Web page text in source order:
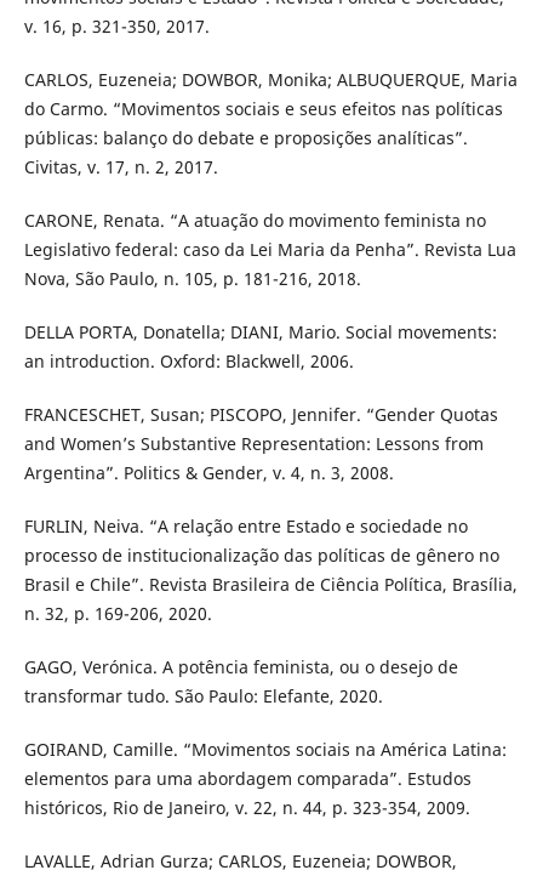
v. 16, p. 321-350, 2017.
CARLOS, Euzeneia; DOWBOR, Monika; ALBUQUERQUE, Maria
do Carmo. “Movimentos sociais e seus efeitos nas políticas
públicas: balanço do debate e proposições analíticas”.
Civitas, v. 17, n. 2, 2017.
CARONE, Renata. “A atuação do movimento feminista no
Legislativo federal: caso da Lei Maria da Penha”. Revista Lua
Nova, São Paulo, n. 105, p. 181-216, 2018.
DELLA PORTA, Donatella; DIANI, Mario. Social movements:
an introduction. Oxford: Blackwell, 2006.
FRANCESCHET, Susan; PISCOPO, Jennifer. “Gender Quotas
and Women’s Substantive Representation: Lessons from
Argentina”. Politics & Gender, v. 4, n. 3, 2008.
FURLIN, Neiva. “A relação entre Estado e sociedade no
processo de institucionalização das políticas de gênero no
Brasil e Chile”. Revista Brasileira de Ciência Política, Brasília,
n. 32, p. 169-206, 2020.
GAGO, Verónica. A potência feminista, ou o desejo de
transformar tudo. São Paulo: Elefante, 2020.
GOIRAND, Camille. “Movimentos sociais na América Latina:
elementos para uma abordagem comparada”. Estudos
históricos, Rio de Janeiro, v. 22, n. 44, p. 323-354, 2009.
LAVALLE, Adrian Gurza; CARLOS, Euzeneia; DOWBOR,